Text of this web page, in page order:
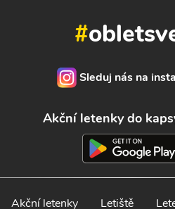
#
Sleduj nás na
Akční letenky do
Akční letenky Letiště